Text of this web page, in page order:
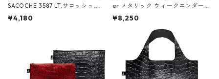
SACOCHE 3587 LT.サコッシュ.ル
ミエ-B ショルダーバッグ グロスピ
¥4,180
er メタリック ウィークエンダー
ボストンバッグ ショルダーバッグ
Black ジャン=ミッシェル・バスキ
ア/クラウン ブラック
¥8,250